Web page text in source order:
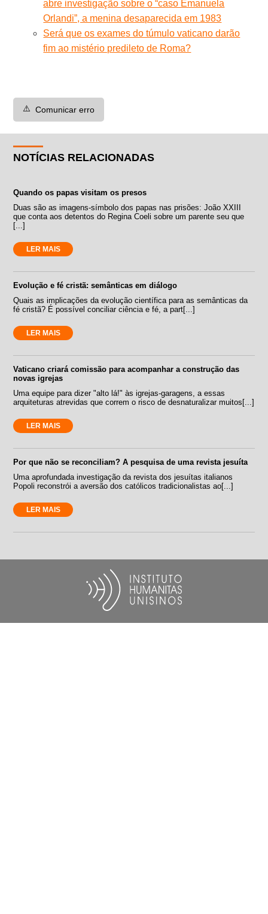
abre investigação sobre o “caso Emanuela
Orlandi”, a menina desaparecida em 1983
Será que os exames do túmulo vaticano darão
fim ao mistério predileto de Roma?
⚠️ Comunicar erro
NOTÍCIAS RELACIONADAS
Quando os papas visitam os presos
Duas são as imagens-símbolo dos papas nas prisões: João XXIII
que conta aos detentos do Regina Coeli sobre um parente seu que
[...]
LER MAIS
Evolução e fé cristã: semânticas em diálogo
Quais as implicações da evolução científica para as semânticas da
fé cristã? É possível conciliar ciência e fé, a part[...]
LER MAIS
Vaticano criará comissão para acompanhar a construção das
novas igrejas
Uma equipe para dizer "alto lá!" às igrejas-garagens, a essas
arquiteturas atrevidas que correm o risco de desnaturalizar muitos[...]
LER MAIS
Por que não se reconciliam? A pesquisa de uma revista jesuíta
Uma aprofundada investigação da revista dos jesuítas italianos
Popoli reconstrói a aversão dos católicos tradicionalistas ao[...]
LER MAIS